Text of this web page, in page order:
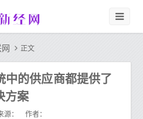
正文
中的供应商都提供了
方案
源： 作者：